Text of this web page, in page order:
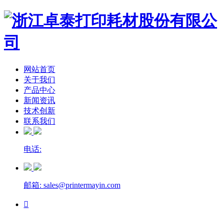
网站首页
关于我们
产品中心
新闻资讯
技术创新
联系我们
电话:
邮箱: sales@printermayin.com
